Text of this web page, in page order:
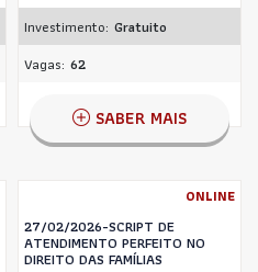
Investimento: Gratuito
Vagas: 62
SABER MAIS
ONLINE
27/02/2026-SCRIPT DE
ATENDIMENTO PERFEITO NO
DIREITO DAS FAMÍLIAS